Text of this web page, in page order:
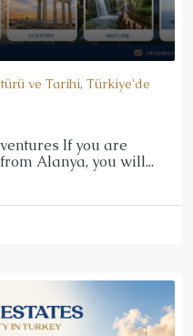
ve Tarihi, Türkiye'de
If you are
Alanya, you will...